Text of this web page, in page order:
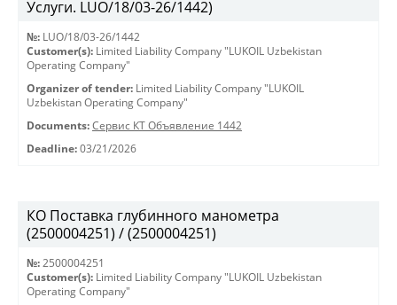
Услуги. LUO/18/03-26/1442)
№: LUO/18/03-26/1442
Customer(s): Limited Liability Company "LUKOIL Uzbekistan
Operating Company"
Organizer of tender: Limited Liability Company "LUKOIL
Uzbekistan Operating Company"
Documents: Сервис КТ Объявление 1442
Deadline: 03/21/2026
КО Поставка глубинного манометра
(2500004251) / (2500004251)
№: 2500004251
Customer(s): Limited Liability Company "LUKOIL Uzbekistan
Operating Company"